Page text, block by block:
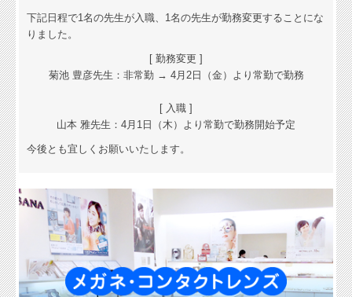
下記日程で1名の先生が入職、1名の先生が勤務変更することにな
りました。
[ 勤務変更 ]
菊池 豊彦先生： 非常勤 → 4月2日（金）より常勤で勤務
[ 入職 ]
山本 雅先生： 4月1日（木）より常勤で勤務開始予定
今後とも宜しくお願いいたします。